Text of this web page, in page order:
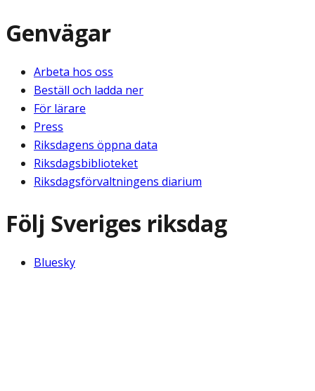
Genvägar
Arbeta hos oss
Beställ och ladda ner
För lärare
Press
Riksdagens öppna data
Riksdagsbiblioteket
Riksdagsförvaltningens diarium
Följ Sveriges riksdag
Bluesky